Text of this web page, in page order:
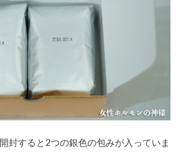
封すると2つの銀色の包みが入っていま